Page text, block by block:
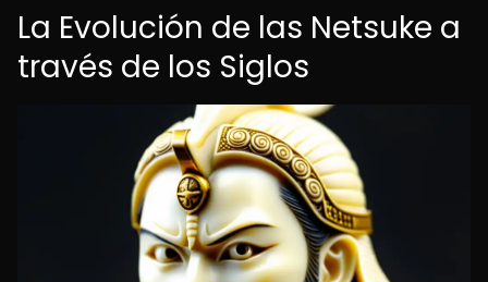
La Evolución de las Netsuke a
través de los Siglos